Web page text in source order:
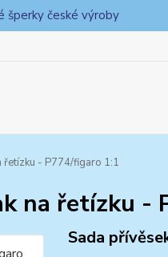
šperky české výroby
řetízku - P774/figaro 1:1
na řetízku -
Sada